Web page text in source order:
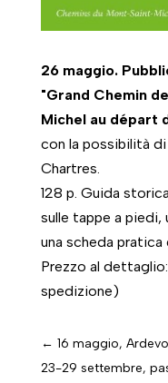
26 maggio.
"Grand Chemin
Michel au départ
con la possibilità di
Chartres.
128 p. Guida
sulle tappe a piedi,
una scheda pratica
Prezzo al
spedizione)
← 16 maggio,
23-29 settembre,